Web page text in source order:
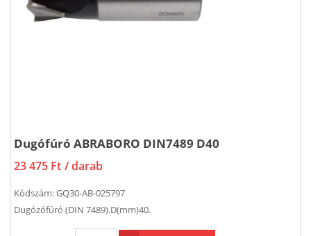
Dugófúró ABRABORO DIN7489 D40
23 475 Ft / darab
Kódszám:GQ30-AB-025797
Dugózófúró (DIN 7489).D(mm)40.